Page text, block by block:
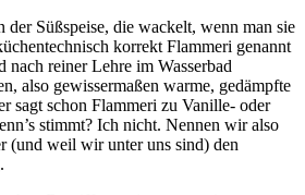
der Süßspeise, die wackelt, wenn man sie
korrekt Flammeri genannt
nach reiner Lehre im Wasserbad
also gewissermaßen warme, gedämpfte
sagt schon Flammeri zu Vanille- oder
stimmt? Ich nicht. Nennen wir also
(und weil wir unter uns sind) den